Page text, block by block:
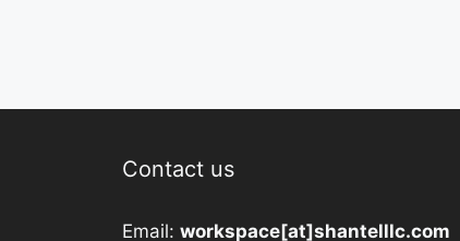
Contact us
Email: workspace[at]shantelllc.com